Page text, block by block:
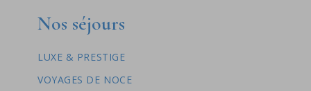
Nos séjours
LUXE & PRESTIGE
VOYAGES DE NOCE